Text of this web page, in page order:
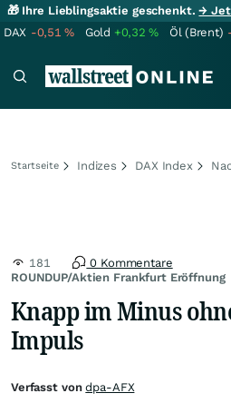
🎁 Ihre Lieblingsaktie geschenkt.→
DAX -0,51% Gold +0,32% Öl (Brent)
Startseite Indizes DAX Index
ROUNDUP/Aktien Frankfurt Eröffnung
181 0 Kommentare
Knapp im Minus
Impuls
Verfasst vondpa-AFX